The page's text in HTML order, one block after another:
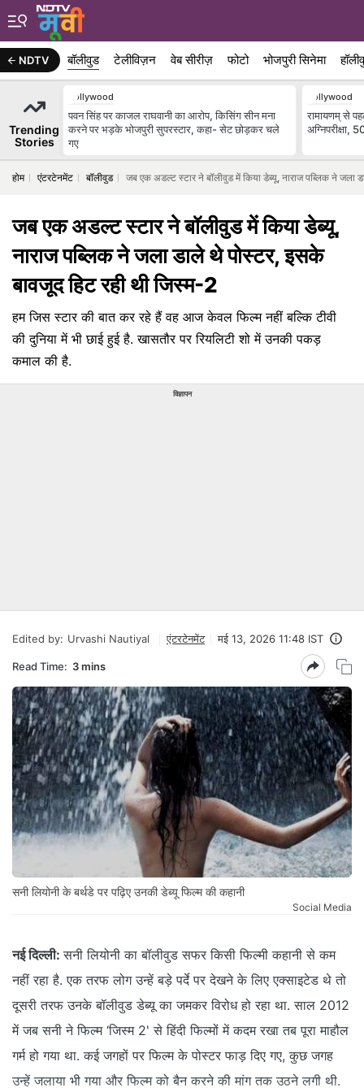
NDTV बॉलीवुड टेलीविज़न वेब सीरीज़ फोटो भोजपुरी सिनेमा
Trending
Stories
Bollywood
पवन सिंह पर काजल राघवानी का आरोप, किसिंग सीन मना
करने पर भड़के भोजपुरी सुपरस्टार, कहा- सेट छोड़कर चले
गए
Bollywood
रामायणम् से
अग्निपरीक्षा,
होम एंटरटेनमेंट बॉलीवुड जब एक अडल्ट स्टार ने बॉलीवुड में किया डेब्यू, नाराज पब्लिक ने जला
जब एक अडल्ट स्टार ने बॉलीवुड में किया डेब्यू,
नाराज पब्लिक ने जला डाले थे पोस्टर, इसके
बावजूद हिट रही थी जिस्म-2
हम जिस स्टार की बात कर रहे हैं वह आज केवल फिल्म नहीं बल्कि टीवी
की दुनिया में भी छाई हुई है. खासतौर पर रियलिटी शो में उनकी पकड़
कमाल की है.
विज्ञापन
Edited by: Urvashi Nautiyal एंटरटेनमेंट मई 13, 2026 11:48 IST
Read Time: 3 mins
सनी लियोनी के बर्थडे पर पढ़िए उनकी डेब्यू फिल्म की कहानी
Social Media
नई दिल्ली: सनी लियोनी का बॉलीवुड सफर किसी फिल्मी कहानी से कम
नहीं रहा है. एक तरफ लोग उन्हें बड़े पर्दे पर देखने के लिए एक्साइटेड थे तो
दूसरी तरफ उनके बॉलीवुड डेब्यू का जमकर विरोध हो रहा था. साल 2012
में जब सनी ने फिल्म ‘जिस्म 2' से हिंदी फिल्मों में कदम रखा तब पूरा माहौल
गर्म हो गया था. कई जगहों पर फिल्म के पोस्टर फाड़ दिए गए, कुछ जगह
उन्हें जलाया भी गया और फिल्म को बैन करने की मांग तक उठने लगी थी.